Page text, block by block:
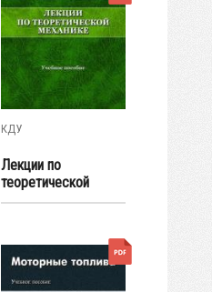
КДУ
Лекции по
теоретической
механике